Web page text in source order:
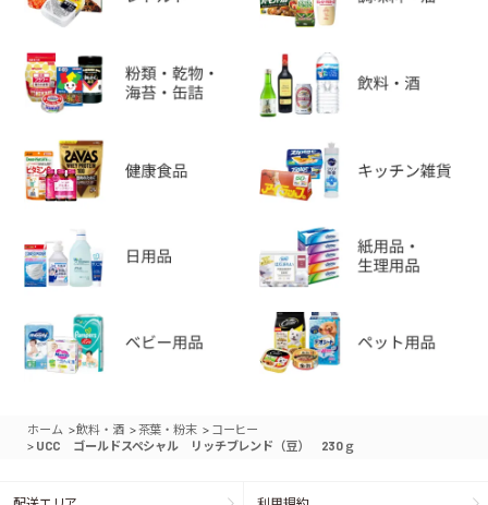
ホーム >飲料・酒 >茶葉・粉末 > コーヒー
> UCC ゴールドスペシャル リッチブレンド（豆） 230ｇ